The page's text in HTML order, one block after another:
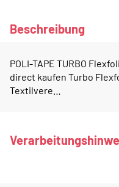
Beschreibung
POLI-TAPE TURBO
direct kaufen Turbo
Textilvere…